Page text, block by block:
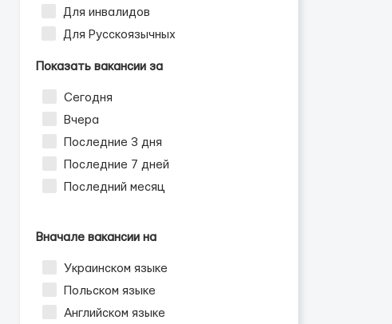
Для инвалидов
Для Русскоязычных
Показать вакансии за
Сегодня
Вчера
Последние 3 дня
Последние 7 дней
Последний месяц
Вначале вакансии на
Украинском языке
Польском языке
Английском языке